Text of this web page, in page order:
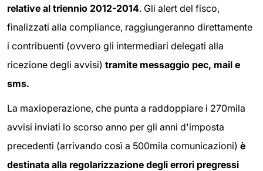
relative al triennio 2012-2014. Gli alert del fisco,
finalizzati alla compliance, raggiungeranno direttamente
i contribuenti (ovvero gli intermediari delegati alla
ricezione degli avvisi) tramite messaggio pec, mail e
sms.
La maxioperazione, che punta a raddoppiare i 270mila
avvisi inviati lo scorso anno per gli anni d'imposta
precedenti (arrivando così a 500mila comunicazioni) è
destinata alla regolarizzazione degli errori pregressi